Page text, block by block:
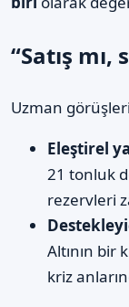
“Satış
Uzman
Eleştirel
21 tonluk
rezervleri
Altının bir
kriz